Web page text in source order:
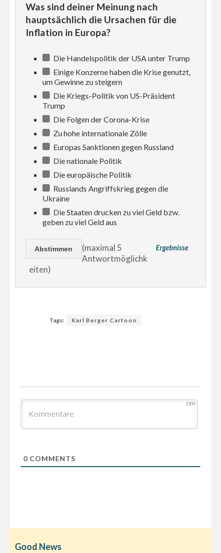
Was sind deiner Meinung nach
hauptsächlich die Ursachen für die
Inflation in Europa?
Die Handelspolitik der USA unter Trump
Einige Konzerne haben die Krise genutzt,
um Gewinne zu steigern
Die Kriegs-Politik von US-Präsident
Trump
Die Folgen der Corona-Krise
Zu hohe internationale Zölle
Europas Sanktionen gegen Russland
Die nationale Politik
Die europäische Politik
Russlands Angriffskrieg gegen die
Ukraine
Die Staaten drucken zu viel Geld bzw.
geben zu viel Geld aus
Ergebnisse
(maximal 5
Antwortmöglichk
eiten)
Tags: Karl Berger Cartoon
2500
0COMMENTS
Good News